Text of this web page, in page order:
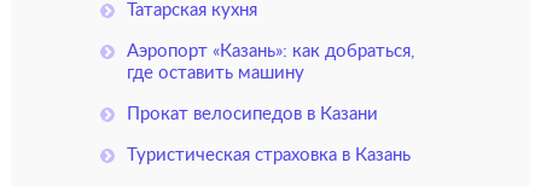
Татарская кухня
Аэропорт «Казань»: как добраться,
где оставить машину
Прокат велосипедов в Казани
Туристическая страховка в Казань